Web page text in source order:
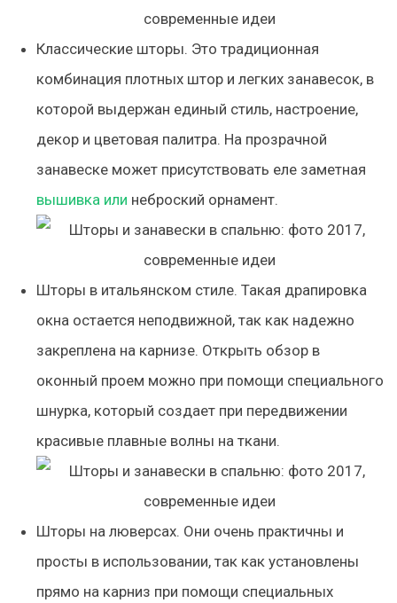
Классические шторы. Это традиционная
комбинация плотных штор и легких занавесок, в
которой выдержан единый стиль, настроение,
декор и цветовая палитра. На прозрачной
занавеске может присутствовать еле заметная
вышивка или неброский орнамент.
Шторы в итальянском стиле. Такая драпировка
окна остается неподвижной, так как надежно
закреплена на карнизе. Открыть обзор в
оконный проем можно при помощи специального
шнурка, который создает при передвижении
красивые плавные волны на ткани.
Шторы на люверсах. Они очень практичны и
просты в использовании, так как установлены
прямо на карниз при помощи специальных